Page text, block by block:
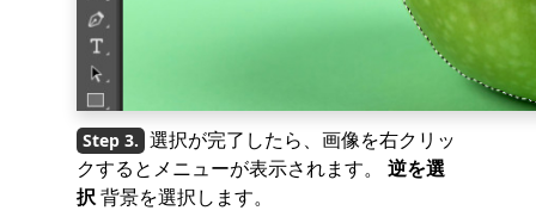
選択が完了したら、画像を右クリッ
クするとメニューが表示されます。 逆を選
択背景を選択します。